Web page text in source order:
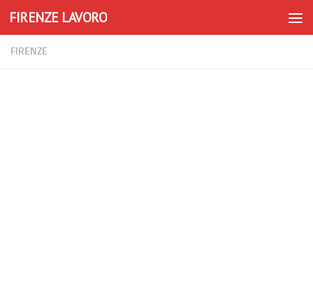
Skip to content
FIRENZE LAVORO
FIRENZE